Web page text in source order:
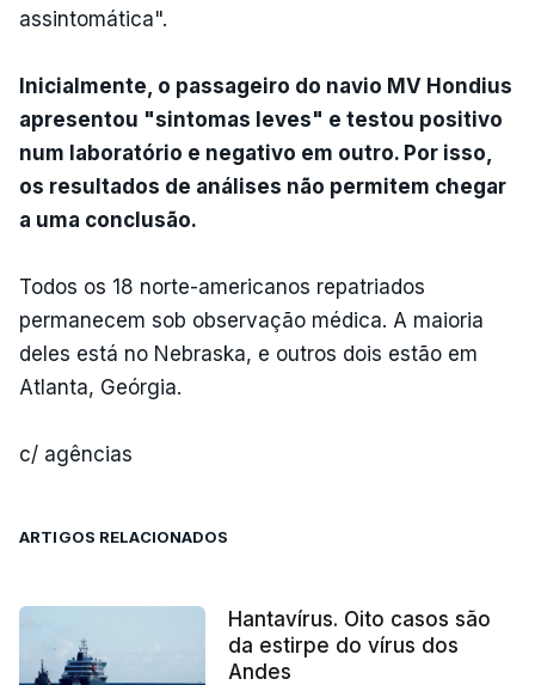
assintomática".
Inicialmente, o passageiro do navio MV Hondius
apresentou "sintomas leves" e testou positivo
num laboratório e negativo em outro. Por isso,
os resultados de análises não permitem chegar
a uma conclusão.
Todos os 18 norte-americanos repatriados
permanecem sob observação médica. A maioria
deles está no Nebraska, e outros dois estão em
Atlanta, Geórgia.
c/ agências
ARTIGOS RELACIONADOS
Hantavírus. Oito casos são
da estirpe do vírus dos
Andes